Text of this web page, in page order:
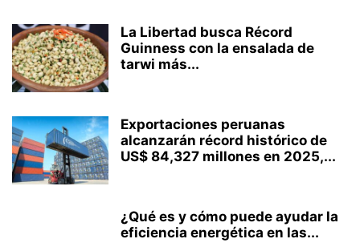
La Libertad busca Récord
Guinness con la ensalada de
tarwi más...
Exportaciones peruanas
alcanzarán récord histórico de
US$ 84,327 millones en 2025,...
¿Qué es y cómo puede ayudar la
eficiencia energética en las...